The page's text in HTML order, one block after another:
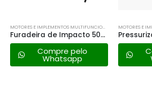
MOTORES E IMPLEMENTOS MULTIFUNCIONAIS
Furadeira de Impacto 500 W 1/2″ 220 V Tramontina
Compre pelo
Whatsapp